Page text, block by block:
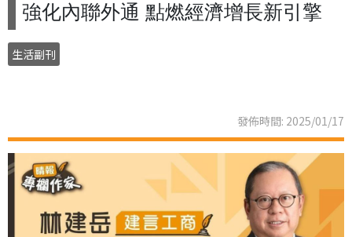
強化內聯外通 點燃經濟增長新引擎
生活副刊
發佈時間: 2025/01/17